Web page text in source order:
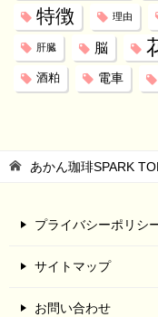
特徴 理由
肝臓 脳
酒粕 電車
あかん珈琲SPARK
プライバシーポリシ
サイトマップ
お問い合わせ